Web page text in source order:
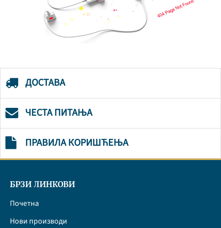
ДОСТАВА
ЧЕСТА ПИТАЊА
ПРАВИЛА КОРИШЋЕЊА
БРЗИ ЛИНКОВИ
Почетна
Нови производи